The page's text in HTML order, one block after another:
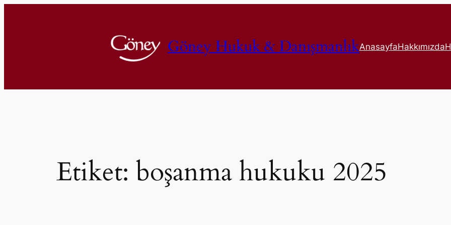
Göney Hukuk & DanışmanlıkAnasayfaHakkımızda
Etiket: boşanma hukuku 2025